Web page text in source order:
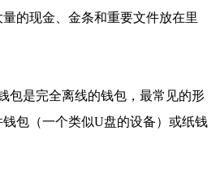
的现金、金条和重要文件放在里
包是完全离线的钱包，最常见的形
钱包（一个类似U盘的设备）或纸钱